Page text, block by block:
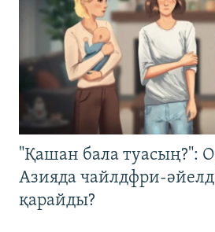
"Қашан бала туасың?":
Азияда чайлдфри-
қарайды?